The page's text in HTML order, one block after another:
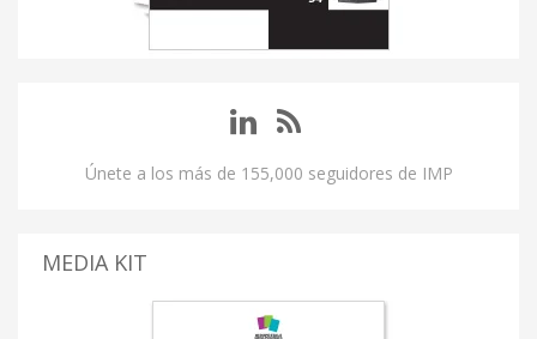
Únete a los más de 155,000 seguidores de IMP
MEDIA KIT